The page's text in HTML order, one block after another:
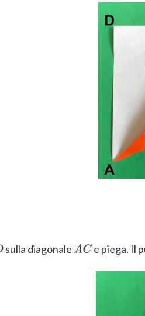
sulla diagonaleAC e piega. Il